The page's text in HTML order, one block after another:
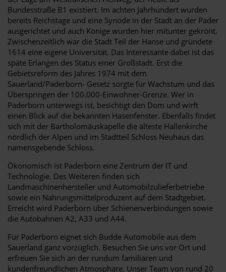
Bundesstraße B1 existiert. Im achten Jahrhundert wurden
bereits Reichstage und eine Synode in der Stadt an der Pader
ausgerichtet und auch Könige wurden hier mitunter gekrönt.
Zwischenzeitlich war die Stadt Teil der Hanse und gründete
1614 eine eigene Universität. Das Interessante dabei ist das
späte Erlangen des Status einer Großstadt. Erst die
Gebietsreform des Jahres 1974 mit dem
Sauerland/Paderborn- Gesetz sorgte für Wachstum und das
Überspringen der 100.000-Einwohner-Grenze. Wer in
Paderborn unterwegs ist, besichtigt den Dom und wirft
einen Blick auf die bekannten Hasenfenster. Ebenfalls findet
sich mit der Bartholomäuskapelle die älteste Hallenkirche
nördlich der Alpen und im Stadtteil Schloss Neuhaus das
namensgebende Schloss.
Ökonomisch ist Paderborn eine Zentrum der IT und
Technologie. Des Weiteren finden sich
Landmaschinenhersteller und Automobilzulieferbetriebe
sowie ein Nahrungsmittelproduzent auf dem Stadtgebiet.
Erreicht wird Paderborn über Schienenverbindungen sowie
die Autobahnen A2, A33 und A44.
Für Paderborn eignet sich Budde Automobile aus dem
Sauerland ganz vorzüglich. Besuchen Sie uns vor Ort und
erfreuen Sie sich an der rundum familiären und
kundenfreundlichen Atmosphäre. Unser Team von rund 20